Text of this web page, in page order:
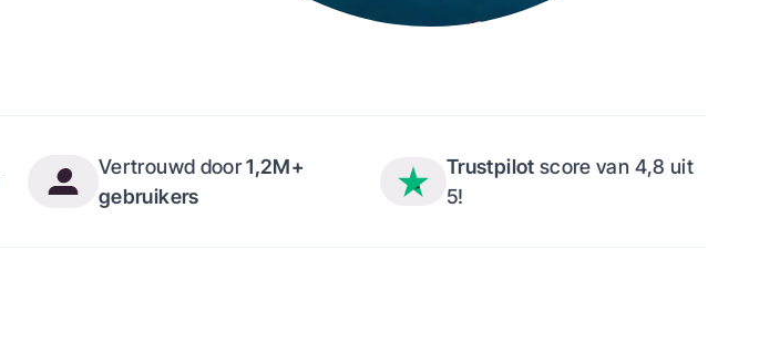
Vertrouwd door1,2M+
gebruikers
Trustpilot score van 4,8 uit
5!